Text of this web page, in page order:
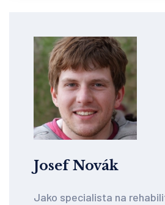
Josef Novák
Jako specialista na